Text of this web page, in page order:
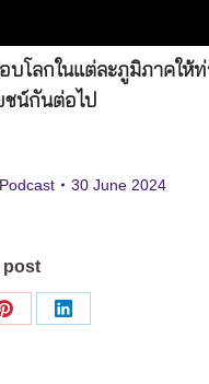
บโลกในแต่ละภูมิภาค
ชน์กันต่อไป
30 June 2024
post
Share
Share